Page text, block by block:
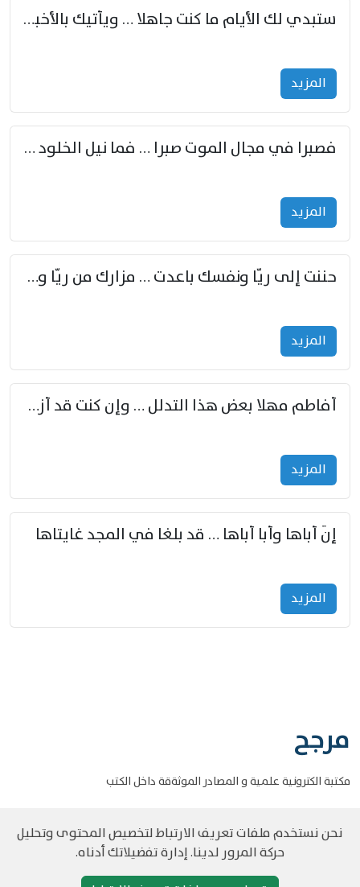
ستبدي لك الأيام ما كنت جاهلا … ويأتيك بالأخبار من لم تزوّد
المزید
فصبرا في مجال الموت صبرا … فما نيل الخلود بمستطاع
المزید
حننت إلى ريّا ونفسك باعدت … مزارك من ريّا وشعباكما معا
المزید
أفاطم مهلا بعض هذا التدلل … وإن كنت قد أزمعت صرمي فأجملي
المزید
إنّ أباها وأبا أباها … قد بلغا في المجد غايتاها
المزید
مرجح
مكتبة الكترونية علمية و المصادر الموثةقة داخل الكتب
نحن نستخدم ملفات تعريف الارتباط لتخصيص المحتوى وتحليل
حركة المرور لدينا. إدارة تفضيلاتك أدناه.